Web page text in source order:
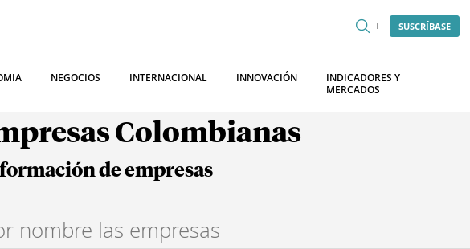
SUSCRÍBASE
NEGOCIOS INTERNACIONAL INNOVACIÓN
INDICADORES Y
MERCADOS
Colombianas
de empresas